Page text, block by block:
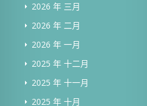
2026 年 三月
2026 年 二月
2026 年 一月
2025 年 十二月
2025 年 十一月
2025 年 十月